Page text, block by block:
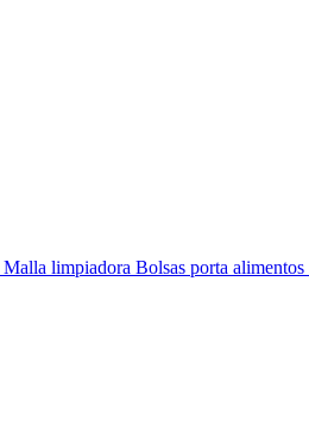
Malla limpiadora Bolsas porta alimentos